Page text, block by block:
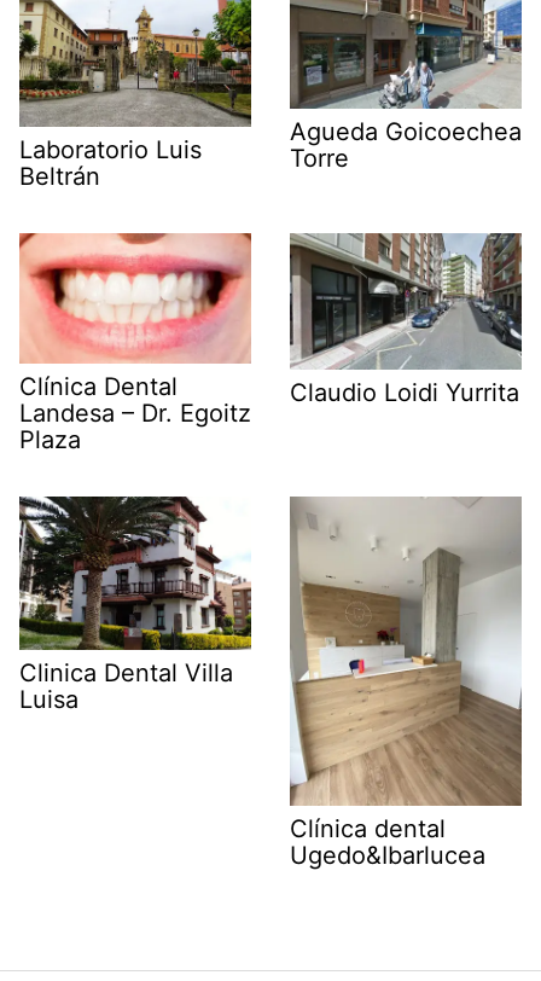
Laboratorio Luis
Beltrán
Agueda Goicoechea
Torre
Clínica Dental
Landesa – Dr. Egoitz
Plaza
Claudio Loidi Yurrita
Clinica Dental Villa
Luisa
Clínica dental
Ugedo&Ibarlucea